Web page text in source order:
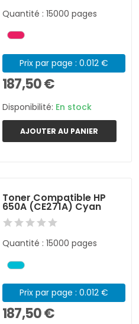
Quantité : 15000 pages
Prix par page : 0.012 €
187,50 €
Disponibilité: En stock
AJOUTER AU PANIER
Toner Compatible HP
650A (CE271A) Cyan
Quantité : 15000 pages
Prix par page : 0.012 €
187,50 €